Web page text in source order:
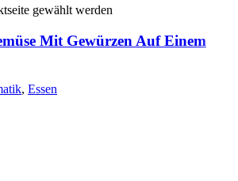
gewählt werden
Mit Gewürzen Auf Einem
, Essen